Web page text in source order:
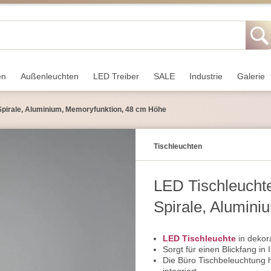
Außen­leuchten LED Treiber SALE Industrie Galerie
Aluminium, Memoryfunktion, 48 cm Höhe
Tisch­leuchten
LED
Spirale,
LED Tischleuchte in
Sorgt für einen Blickfang in
Die Büro Tischbeleuchtung